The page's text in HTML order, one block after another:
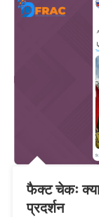
फैक्ट चेकः
प्रदर्शन